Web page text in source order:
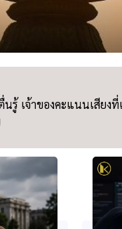
เจ้าของคะแนนเสียงที่